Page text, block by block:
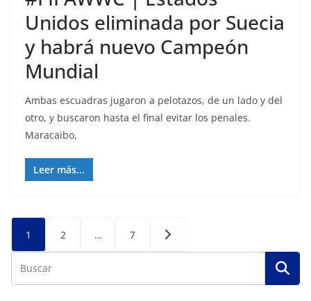
Unidos eliminada por Suecia
y habrá nuevo Campeón
Mundial
Ambas escuadras jugaron a pelotazos, de un lado y del
otro, y buscaron hasta el final evitar los penales.
Maracaibo,
Leer más...
Posts
pagination
1 2 … 7